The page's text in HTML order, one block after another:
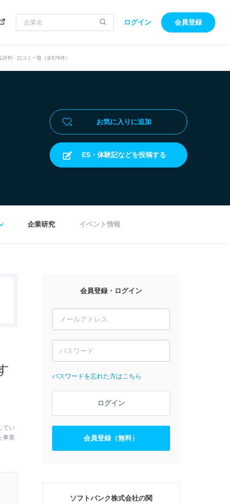
ログイン 会員登録
判・口コミ一覧（全676件）
お気に入りに追加
ES・体験記などを投稿する
企業研究 イベント情報
てい
事業
会員登録・ログイン
パスワードを忘れた方はこちら
ログイン
会員登録（無料）
ソフトバンク株式会社の関